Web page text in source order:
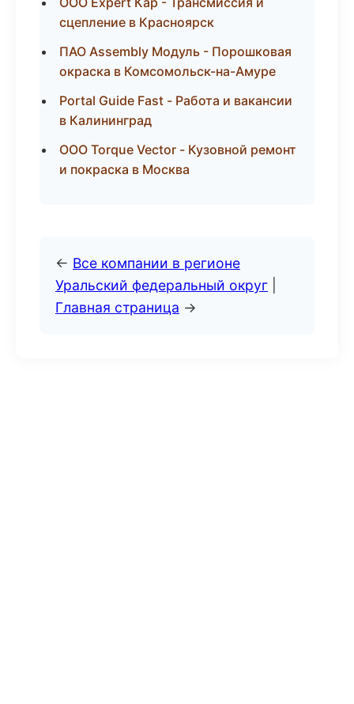
сцепление в Красноярск
ПАО Assembly Модуль - Порошковая
окраска в Комсомольск-на-Амуре
Portal Guide Fast - Работа и вакансии
в Калининград
ООО Torque Vector - Кузовной ремонт
и покраска в Москва
← Все компании в регионе
Уральский федеральный округ
Главная страница →